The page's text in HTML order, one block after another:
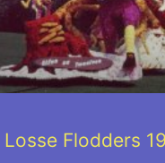
Losse Flodders